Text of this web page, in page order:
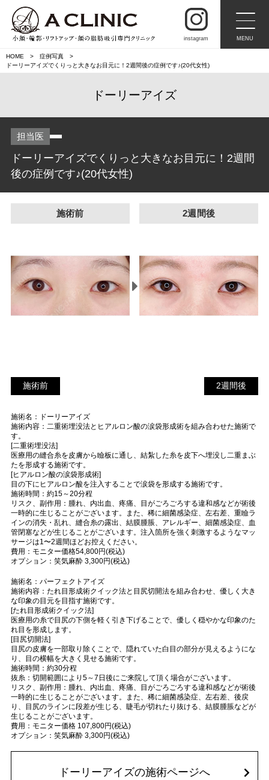
instagram MENU
HOME
症例写真
ドーリーアイズでくりっと大きなお目元に！2週間後の症例です♪(20代女性)
ドーリーアイズ
担当医
ドーリーアイズでくりっと大きなお目元に！2週間
後の症例です♪(20代女性)
施術前 2週間後
施術前 2週間後
施術名：ドーリーアイズ
施術内容：二重術埋没法とヒアルロン酸の涙袋形成術を組み合わせた施術で
す。
[二重術埋没法]
医療用の縫合糸を皮膚から瞼板に通し、結紮した糸を皮下へ埋没し二重まぶ
たを形成する施術です。
[ヒアルロン酸の涙袋形成術]
目の下にヒアルロン酸を注入することで涙袋を形成する施術です。
施術時間：約15～20分程
リスク、副作用：腫れ、内出血、疼痛、目がごろごろする違和感などが術後
一時的に生じることがございます。また、稀に細菌感染症、左右差、重瞼ラ
インの消失・乱れ、縫合糸の露出、結膜腫脹、アレルギー、細菌感染症、血
管閉塞などが生じることがございます。注入箇所を強く刺激するようなマッ
サージは1〜2週間ほどお控えください。
費用：モニター価格54,800円(税込)
オプション：笑気麻酔 3,300円(税込)
施術名：パーフェクトアイズ
施術内容：たれ目形成術クイック法と目尻切開法を組み合わせ、優しく大き
な印象の目元を目指す施術です。
[たれ目形成術クイック法]
医療用の糸で目尻の下側を軽く引き下げることで、優しく穏やかな印象のた
れ目を形成します。
[目尻切開法]
目尻の皮膚を一部取り除くことで、隠れていた白目の部分が見えるようにな
り、目の横幅を大きく見せる施術です。
施術時間：約30分程
抜糸：切開範囲により5～7日後にご来院して頂く場合がございます。
リスク、副作用：腫れ、内出血、疼痛、目がごろごろする違和感などが術後
一時的に生じることがございます。また、稀に細菌感染症、左右差、後戻
り、目尻のラインに段差が生じる、睫毛が切れたり抜ける、結膜腫脹などが
生じることがございます。
費用：モニター価格 107,800円(税込)
オプション：笑気麻酔 3,300円(税込)
ドーリーアイズの施術ページへ